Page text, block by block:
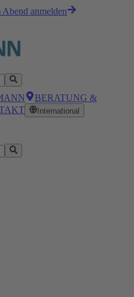
anmelden
BERATUNG &
International